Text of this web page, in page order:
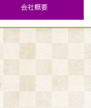
会社概要